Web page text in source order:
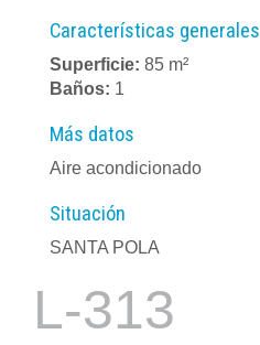
Características generales
Superficie: 85 m²
Baños: 1
Más datos
Aire acondicionado
Situación
SANTA POLA
L-313